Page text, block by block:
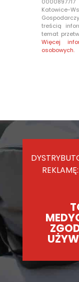
Katowice-
treścią
temat
Więcej
osobowych.
REKLAMĘ: